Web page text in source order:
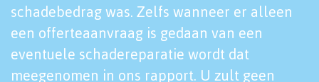
schadebedrag was. Zelfs wanneer er alleen
een offerteaanvraag is gedaan van een
eventuele schadereparatie wordt dat
meegenomen in ons rapport. U zult geen